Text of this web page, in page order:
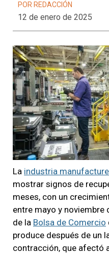
POR REDACCIÓN
12 de enero de 2025
La industria
mostrar signos de
meses, con un
entre mayo y noviembre
de la Bolsa de Comercio
produce después de un
contracción, que afectó